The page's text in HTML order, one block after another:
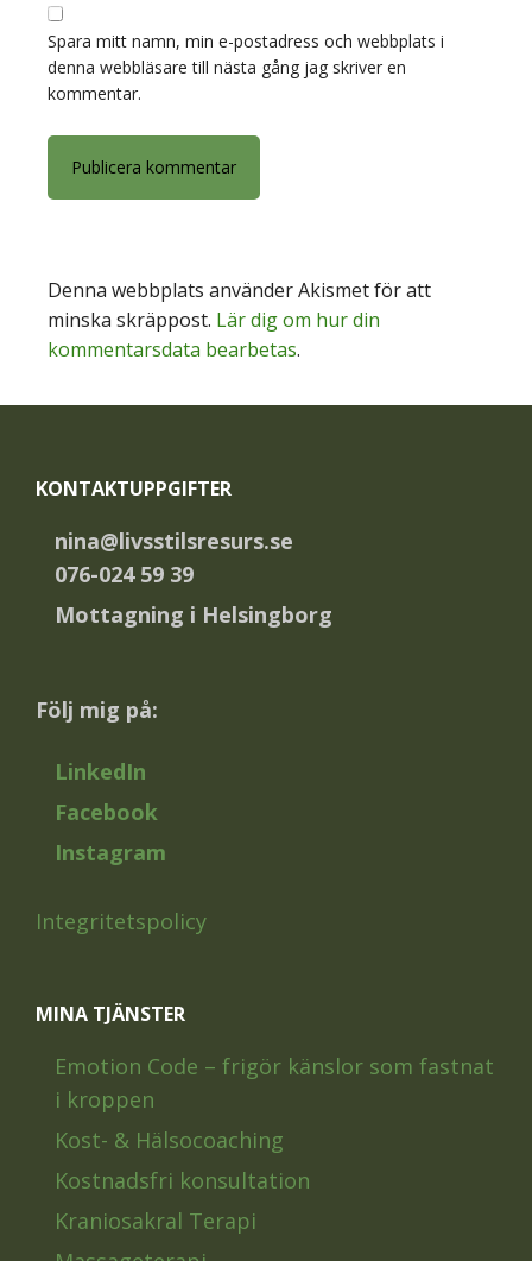
Spara mitt namn, min e-postadress och webbplats i
denna webbläsare till nästa gång jag skriver en
kommentar.
Denna webbplats använder Akismet för att
minska skräppost. Lär dig om hur din
kommentarsdata bearbetas.
KONTAKTUPPGIFTER
nina@livsstilsresurs.se
076-024 59 39
Mottagning i Helsingborg
Följ mig på:
LinkedIn
Facebook
Instagram
Integritetspolicy
MINA TJÄNSTER
Emotion Code – frigör känslor som fastnat
i kroppen
Kost- & Hälsocoaching
Kostnadsfri konsultation
Kraniosakral Terapi